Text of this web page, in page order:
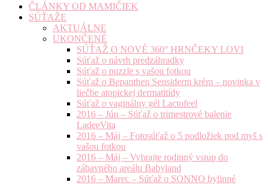
ČLÁNKY OD MAMIČIEK
SÚŤAŽE
AKTUÁLNE
UKONČENÉ
SÚŤAŽ O NOVÉ 360° HRNČEKY LOVI
Súťaž o návrh predzáhradky
Súťaž o puzzle s vašou fotkou
Súťaž o Bepanthen Sensiderm krém – novinka v
liečbe atopickej dermatitídy
Súťaž o vaginálny gél Lactofeel
2016 – Jún – Súťaž o trimestrové balenie
LadeeVita
2016 – Máj – Fotosúťaž o 5 podložiek pod myš s
vašou fotkou
2016 – Máj – Vyhrajte rodinný vstup do
zábavného areálu Babyland
2016 – Marec – Súťaž o SONNO bylinné